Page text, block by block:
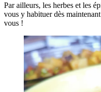
Par ailleurs, les herbes et les
vous y habituer dès
vous !